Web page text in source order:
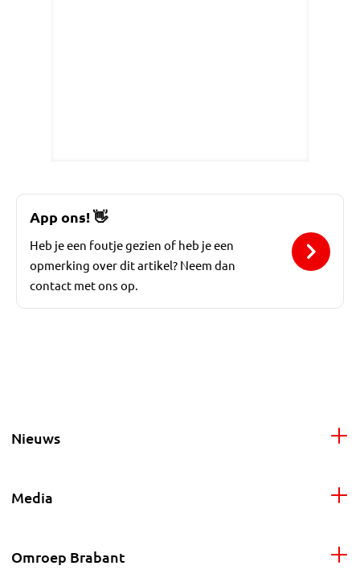
App ons!👋
Heb je een foutje gezien of heb je een
opmerking over dit artikel? Neem dan
contact met ons op.
Nieuws
Media
Omroep Brabant